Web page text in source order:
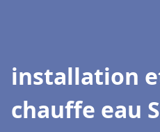
installation
chauffe eau